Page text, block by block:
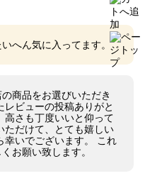
へん気に入ってます。
商品をお選びいただき
ビューの投稿ありがと
高さも丁度いいと仰って
ただけて、とても嬉しい
幸いでございます。 これ
お願い致します。